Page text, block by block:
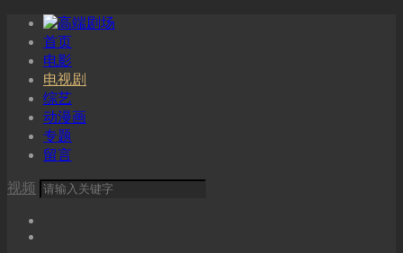
首页
电影
电视剧
综艺
动漫画
专题
留言
视频